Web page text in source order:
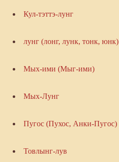
Кул-тэттэ-лунг
лунг (лонг, лунк, тонк, юнк)
Мых-ими (Мыг-ими)
Мых-Лунг
Пугос (Пухос, Анки-Пугос)
Товлынг-лув